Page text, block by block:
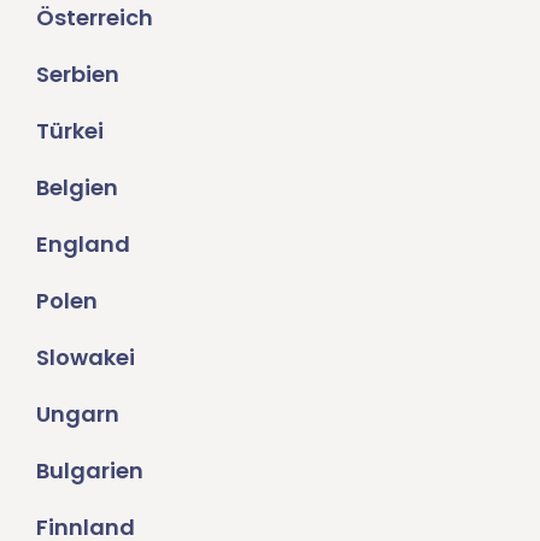
Österreich
Serbien
Türkei
Belgien
England
Polen
Slowakei
Ungarn
Bulgarien
Finnland